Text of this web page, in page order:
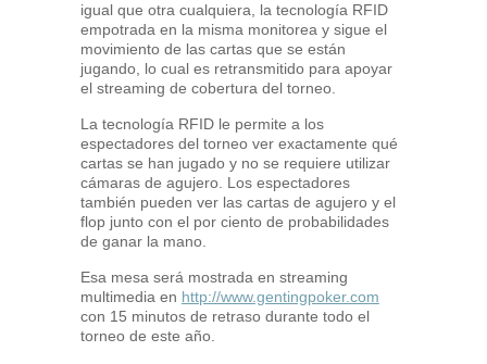
igual que otra cualquiera, la tecnología RFID
empotrada en la misma monitorea y sigue el
movimiento de las cartas que se están
jugando, lo cual es retransmitido para apoyar
el streaming de cobertura del torneo.
La tecnología RFID le permite a los
espectadores del torneo ver exactamente qué
cartas se han jugado y no se requiere utilizar
cámaras de agujero. Los espectadores
también pueden ver las cartas de agujero y el
flop junto con el por ciento de probabilidades
de ganar la mano.
Esa mesa será mostrada en streaming
multimedia en http://www.gentingpoker.com
con 15 minutos de retraso durante todo el
torneo de este año.